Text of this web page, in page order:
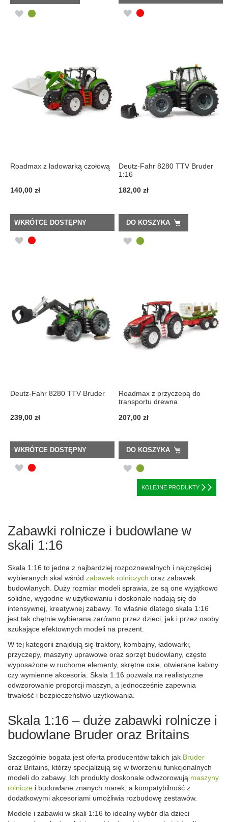
DODAJ DODAJ
Roadmax z ładowarką czołową
140,00 zł
WKRÓTCE DOSTĘPNY
DODAJ
Deutz-Fahr 8280 TTV Bruder
1:16
182,00 zł
DO KOSZYKA
DODAJ
Deutz-Fahr 8280 TTV Bruder
239,00 zł
WKRÓTCE DOSTĘPNY
DODAJ
Roadmax z przyczepą do
transportu drewna
207,00 zł
DO KOSZYKA
DODAJ
DOKOLEJNE PRODUKTY
Zabawki rolnicze i budowlane w
skali 1:16
Skala 1:16 to jedna z najbardziej rozpoznawalnych i najczęściej
wybieranych skal wśród zabawek rolniczych oraz zabawek
budowlanych. Duży rozmiar modeli sprawia, że są one wyjątkowo
solidne, wygodne w użytkowaniu i doskonale nadają się do
intensywnej, kreatywnej zabawy. To właśnie dlatego skala 1:16
jest tak chętnie wybierana zarówno przez dzieci, jak i przez osoby
szukające efektownych modeli na prezent.
W tej kategorii znajdują się traktory, kombajny, ładowarki,
przyczepy, maszyny uprawowe oraz sprzęt budowlany, często
wyposażone w ruchome elementy, skrętne osie, otwierane kabiny
czy wymienne akcesoria. Skala 1:16 pozwala na realistyczne
odwzorowanie proporcji maszyn, a jednocześnie zapewnia
trwałość i bezpieczeństwo użytkowania.
Skala 1:16 – duże zabawki rolnicze i
budowlane Bruder oraz Britains
Szczególnie bogata jest oferta producentów takich jak Bruder
oraz Britains, którzy specjalizują się w tworzeniu funkcjonalnych
modeli do zabawy. Ich produkty doskonale odwzorowują maszyny
rolnicze i budowlane znanych marek, a kompatybilność z
dodatkowymi akcesoriami umożliwia rozbudowę zestawów.
Modele i zabawki w skali 1:16 to idealny wybór dla dzieci